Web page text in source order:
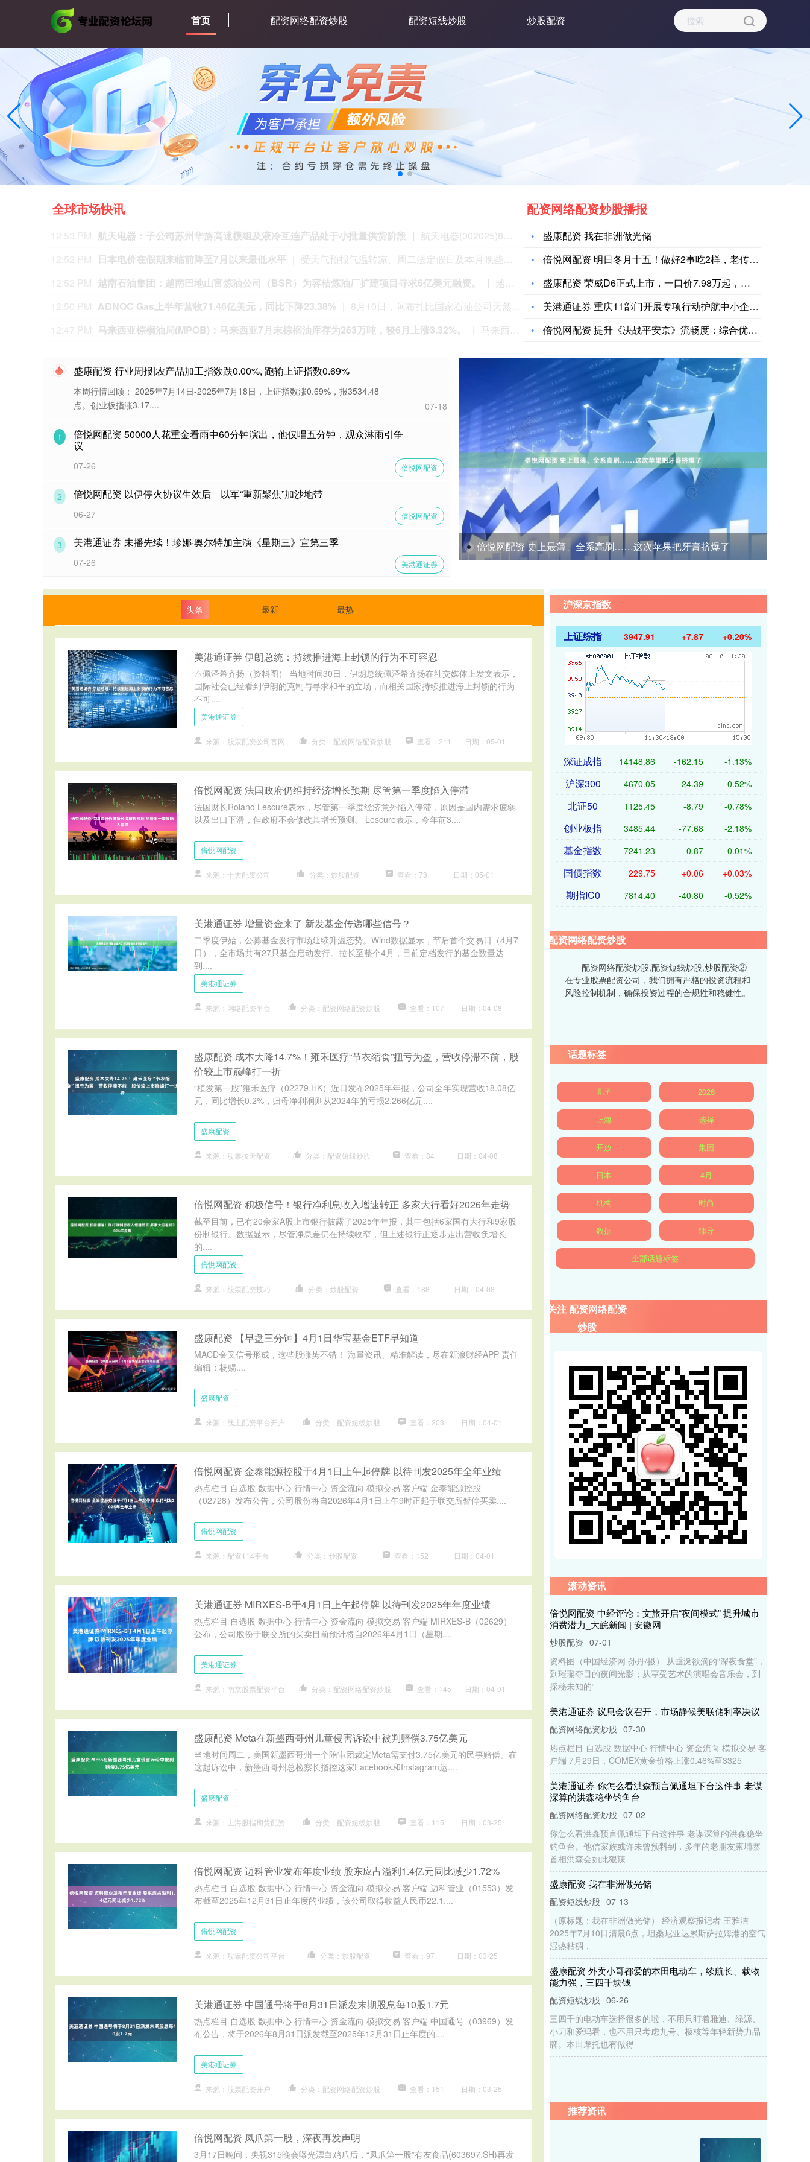
首页 配资网络配资炒股 配资短线炒股 炒股配资
全球市场快讯
阿联酋Adnoc Gas将投资逾80亿美元推进扩张
铜价守住14000美元关口，美国利率前景提振金属板块
在连续六周上涨后，铜价陷入窄幅震荡，供给收紧以及市场对美国加息的担忧降温为行情提供支撑。上周铜价突破每吨14000美元，触及1月末大幅冲高以来的盘中最高位。市场预判白宫将出台进口关税，大量铜金属流入美国，造成其他地区供应缩减，推高伦敦金属交易所铜价。市场对美联储今年加息的预期不断消退，同样利好铜价。上周五美国就业数据不及预期，通胀忧虑得到缓解，风险资产由此迎来做多情绪。利率走高会压制全球经济，进而对金属价格形成冲击。中信期货在研报中表示：“短期铜价预计维持高位且波动剧烈。”铜价报每吨14080美元，基本持平；铝价上涨0.5%，锌价下跌0.3%。新加坡铁矿石期货下跌0.2%，报每吨94.55美元。
恒工精密、智元机器人等成立新公司 含多项AI业务
企查查APP显示，近日，恒智科（苏州）科技有限公司成立，经营范围包含人工智能基础资源与技术平台；人工智能通用应用系统；人工智能公共服务平台技术咨询服务；服务消费机器人制造；智能机器人的研发等。企查查股权穿透显示，该公司由恒工精密全资子公司恒工伟创具身智能科技（上海）有限公司、智元机器人关联公司智元创新（上海）科技股份有限公司等共同持股。
财通福鑫定开混合：将于8月10日下午开盘起至当日收盘停牌
财通基金管理有限公司公告，截至2026年8月10日上海证券交易所午间收盘，旗下财通多策略福鑫定期开放灵活配置混合型发起式证券投资基金（场内简称：财通福鑫定开混合，交易代码：501046）二级市场交易价格严重高于基金份额净值，出现极大幅度溢价。特此提示投资者关注二级市场交易价格溢价风险，投资者如果盲目投资，可能遭受重大损失。为维护投资者利益，本基金将于2026年8月10日下午开盘起至当日收盘停牌。
受黑海地区供应中断影响 小麦价格创一周新高 受黑海航运受阻，这一重要粮食产区或出现供应短缺影响，美国小麦期货涨至一周多以来最高水平。因俄乌冲突带来安全风险加剧，土耳其上周末暂停本国船只在黑海通行。土耳其外长哈坎・菲丹呼吁该地区实施袭击“暂停令”。此前乌克兰于周五发布公告称，受俄罗斯袭击影响，其2026‑2027销售年度农产品出口量或将较此前预期下滑超半数。乌克兰政府表示，乌克兰是全球主要农产品出口国之一，粮食可供给约4亿人口。芝加哥交投最活跃的小麦期货周一最大涨幅达1.8%，创下7月30日以来新高，带动整个谷物板块上行。硬红冬小麦合约涨幅更为迅猛，主力合约最高上涨2.4%。
配资网络配资炒股播报
盛康配资 我在非洲做光储
倍悦网配资 明日冬月十五！做好2事吃2样，老传统带福又安康
盛康配资 荣威D6正式上市，一口价7.98万起，最高续航52
美港通证券 重庆11部门开展专项行动护航中小企业发展
倍悦网配资 提升《决战平安京》流畅度：综合优化策略_设备_游
倍悦网配资 史上最薄、全系高刷……这次苹果把牙膏挤爆了
盛康配资 行业周报|农产品加工指数跌0.00%, 跑输上证指数0.69%
本周行情回顾： 2025年7月14日-2025年7月18日，上证指数涨0.69%，报3534.48
点。创业板指涨3.17....
07-18
1
倍悦网配资 50000人花重金看雨中60分钟演出，他仅唱五分钟，观众淋雨引争
议
倍悦网配资
07-26
2 倍悦网配资 以伊停火协议生效后 以军“重新聚焦”加沙地带
倍悦网配资
06-27
3 美港通证券 未播先续！珍娜·奥尔特加主演《星期三》宣第三季
美港通证券
07-26
头条 最新 最热
美港通证券 伊朗总统：持续推进海上封锁的行为不可容忍
△佩泽希齐扬（资料图） 当地时间30日，伊朗总统佩泽希齐扬在社交媒体上发文表示，
国际社会已经看到伊朗的克制与寻求和平的立场，而相关国家持续推进海上封锁的行为
不可....
美港通证券
来源：股票配资公司官网 分类：配资网络配资炒股 查看：211 日期：05-01
倍悦网配资 法国政府仍维持经济增长预期 尽管第一季度陷入停滞
法国财长Roland Lescure表示，尽管第一季度经济意外陷入停滞，原因是国内需求疲弱
以及出口下滑，但政府不会修改其增长预测。 Lescure表示，今年前3....
倍悦网配资
来源：十大配资公司 分类：炒股配资 查看：73 日期：05-01
美港通证券 增量资金来了 新发基金传递哪些信号？
二季度伊始，公募基金发行市场延续升温态势。Wind数据显示，节后首个交易日（4月7
日），全市场共有27只基金启动发行。拉长至整个4月，目前定档发行的基金数量达
到....
美港通证券
来源：网络配资平台 分类：配资网络配资炒股 查看：107 日期：04-08
盛康配资 成本大降14.7%！雍禾医疗“节衣缩食”扭亏为盈，营收停滞不前，股
价较上市巅峰打一折
“植发第一股”雍禾医疗（02279.HK）近日发布2025年年报，公司全年实现营收18.08亿
元，同比增长0.2%，归母净利润则从2024年的亏损2.266亿元....
盛康配资
来源：股票按天配资 分类：配资短线炒股 查看：84 日期：04-08
倍悦网配资 积极信号！银行净利息收入增速转正 多家大行看好2026年走势
截至目前，已有20余家A股上市银行披露了2025年年报，其中包括6家国有大行和9家股
份制银行。数据显示，尽管净息差仍在持续收窄，但上述银行正逐步走出营收负增长
的....
倍悦网配资
来源：股票配资技巧 分类：炒股配资 查看：188 日期：04-08
盛康配资 【早盘三分钟】4月1日华宝基金ETF早知道
MACD金叉信号形成，这些股涨势不错！ 海量资讯、精准解读，尽在新浪财经APP 责任
编辑：杨赐....
盛康配资
来源：线上配资平台开户 分类：配资短线炒股 查看：203 日期：04-01
倍悦网配资 金泰能源控股于4月1日上午起停牌 以待刊发2025年全年业绩
热点栏目 自选股 数据中心 行情中心 资金流向 模拟交易 客户端 金泰能源控股
（02728）发布公告，公司股份将自2026年4月1日上午9时正起于联交所暂停买卖....
倍悦网配资
来源：配资114平台 分类：炒股配资 查看：152 日期：04-01
美港通证券 MIRXES-B于4月1日上午起停牌 以待刊发2025年年度业绩
热点栏目 自选股 数据中心 行情中心 资金流向 模拟交易 客户端 MIRXES-B（02629）
公布，公司股份于联交所的买卖目前预计将自2026年4月1日（星期....
美港通证券
来源：南京股票配资平台 分类：配资网络配资炒股 查看：145 日期：04-01
盛康配资 Meta在新墨西哥州儿童侵害诉讼中被判赔偿3.75亿美元
当地时间周二，美国新墨西哥州一个陪审团裁定Meta需支付3.75亿美元的民事赔偿。在
这起诉讼中，新墨西哥州总检察长指控这家Facebook和Instagram运....
盛康配资
来源：上海股指期货配资 分类：配资短线炒股 查看：115 日期：03-25
倍悦网配资 迈科管业发布年度业绩 股东应占溢利1.4亿元同比减少1.72%
热点栏目 自选股 数据中心 行情中心 资金流向 模拟交易 客户端 迈科管业（01553）发
布截至2025年12月31日止年度的业绩，该公司取得收益人民币22.1....
倍悦网配资
来源：股票配资公司平台 分类：炒股配资 查看：97 日期：03-25
美港通证券 中国通号将于8月31日派发末期股息每10股1.7元
热点栏目 自选股 数据中心 行情中心 资金流向 模拟交易 客户端 中国通号（03969）发
布公告，将于2026年8月31日派发截至2025年12月31日止年度的....
美港通证券
来源：股票配资开户 分类：配资网络配资炒股 查看：151 日期：03-25
倍悦网配资 凤爪第一股，深夜再发声明
3月17日晚间，央视315晚会曝光漂白鸡爪后，“凤爪第一股”有友食品(603697.SH)再发
沪深京指数
上证综指 3947.91 +7.87 +0.20%
深证成指 14148.86 -162.15 -1.13%
沪深300 4670.05 -24.39 -0.52%
北证50 1125.45 -8.79 -0.78%
创业板指 3485.44 -77.68 -2.18%
基金指数 7241.23 -0.87 -0.01%
国债指数 229.75 +0.06 +0.03%
期指IC0 7814.40 -40.80 -0.52%
配资网络配资炒股
配资网络配资炒股,配资短线炒股,炒股配资②
在专业股票配资公司，我们拥有严格的投资流程和
风险控制机制，确保投资过程的合规性和稳健性。
话题标签
儿子 2026
上海 选择
开放 集团
日本 4月
机构 时尚
数据 辅导
全部话题标签
关注 配资网络配资
炒股
滚动资讯
倍悦网配资 中经评论：文旅开启“夜间模式” 提升城市
消费潜力_大皖新闻 | 安徽网
炒股配资 07-01
资料图（中国经济网 孙丹/摄） 从垂涎欲滴的“深夜食堂”，
到璀璨夺目的夜间光影；从享受艺术的演唱会音乐会，到
探秘未知的“
美港通证券 议息会议召开，市场静候美联储利率决议
配资网络配资炒股 07-30
热点栏目 自选股 数据中心 行情中心 资金流向 模拟交易 客
户端 7月29日，COMEX黄金价格上涨0.46%至3325
美港通证券 你怎么看洪森预言佩通坦下台这件事 老谋
深算的洪森稳坐钓鱼台
配资网络配资炒股 07-02
你怎么看洪森预言佩通坦下台这件事 老谋深算的洪森稳坐
钓鱼台。他信家族或许未曾预料到，多年的老朋友柬埔寨
首相洪森会如此狠辣
盛康配资 我在非洲做光储
配资短线炒股 07-13
（原标题：我在非洲做光储） 经济观察报记者 王雅洁
2025年7月10日清晨6点，坦桑尼亚达累斯萨拉姆港的空气
湿热粘稠，
盛康配资 外卖小哥都爱的本田电动车，续航长、载物
能力强，三四千块钱
配资短线炒股 06-26
三四千的电动车选择很多的啦，不用只盯着雅迪、绿源、
小刀和爱玛看，也不用只考虑九号、极核等年轻新势力品
牌。本田摩托也有做得
推荐资讯